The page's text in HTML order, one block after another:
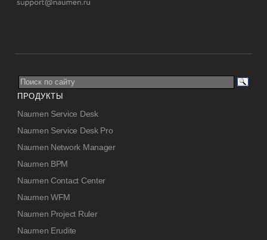
ПРОДУКТЫ
Naumen Service Desk
Naumen Service Desk Pro
Naumen Network Manager
Naumen BPM
Naumen Contact Center
Naumen WFM
Naumen Project Ruler
Naumen Erudite